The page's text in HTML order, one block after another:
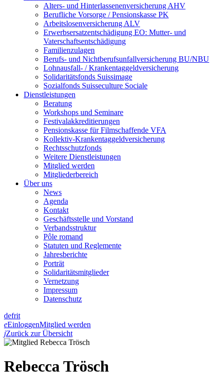
Alters- und Hinterlassenenversicherung AHV
Berufliche Vorsorge / Pensionskasse PK
Arbeitslosenversicherung ALV
Erwerbsersatzentschädigung EO: Mutter- und
Vaterschaftsentschädigung
Familienzulagen
Berufs- und Nichtberufsunfallversicherung BU/NBU
Lohnausfall- / Krankentaggeldversicherung
Solidaritätsfonds Suissimage
Sozialfonds Suisseculture Sociale
Dienstleistungen
Beratung
Workshops und Seminare
Festivalakkreditierungen
Pensionskasse für Filmschaffende VFA
Kollektiv-Krankentaggeldversicherung
Rechtsschutzfonds
Weitere Dienstleistungen
Mitglied werden
Mitgliederbereich
Über uns
News
Agenda
Kontakt
Geschäftsstelle und Vorstand
Verbandsstruktur
Pôle romand
Statuten und Reglemente
Jahresberichte
Porträt
Solidaritätsmitglieder
Vernetzung
Impressum
Datenschutz
defrit
eEinloggenMitglied werden
jZurück zur Übersicht
Rebecca Trösch